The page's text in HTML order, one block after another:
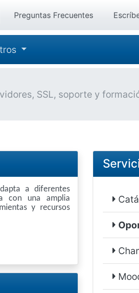
Preguntas Frecuentes
SSL, soporte y
a diferentes
con una amplia
y recursos